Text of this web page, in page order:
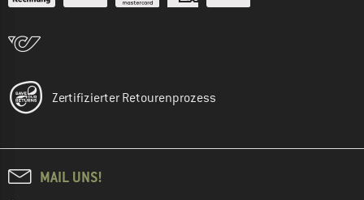
Zertifizierter Retourenprozess
MAIL UNS!